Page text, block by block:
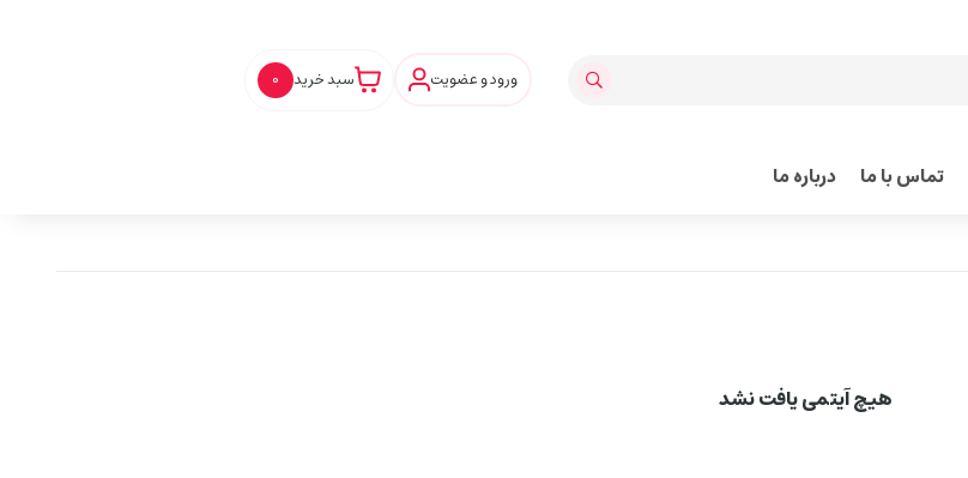
ورود و عضویت سبد خرید 0
تماس با ما درباره ما
هیچ آیتمی یافت نشد